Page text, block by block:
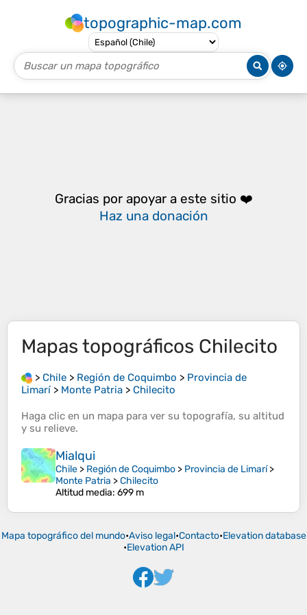
topographic-map.com
Gracias por apoyar a este sitio ❤️
Haz una donación
Mapas topográficos Chilecito
> Chile > Región de Coquimbo > Provincia de
Limarí> Monte Patria > Chilecito
Haga clic en un mapa para ver su topografía, su altitud
y su relieve.
Mialqui
Chile > Región de Coquimbo > Provincia de Limarí>
Monte Patria >Chilecito
Altitud media: 699 m
Mapa topográfico del mundo•Aviso legal•Contacto•Elevation database
•Elevation API